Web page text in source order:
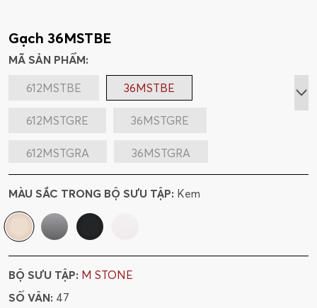
Gạch 36MSTBE
MÃ SẢN PHẨM:
612MSTBE
36MSTBE
612MSTGRE 36MSTGRE
612MSTGRA 36MSTGRA
60MSTBE_4V 60MSTGRE_4V
36MSTGRAHYG
612MSTGREHYG
MÀU SẮC TRONG BỘ SƯU TẬP: Kem
BỘ SƯU TẬP: M STONE
SỐ VÂN: 47